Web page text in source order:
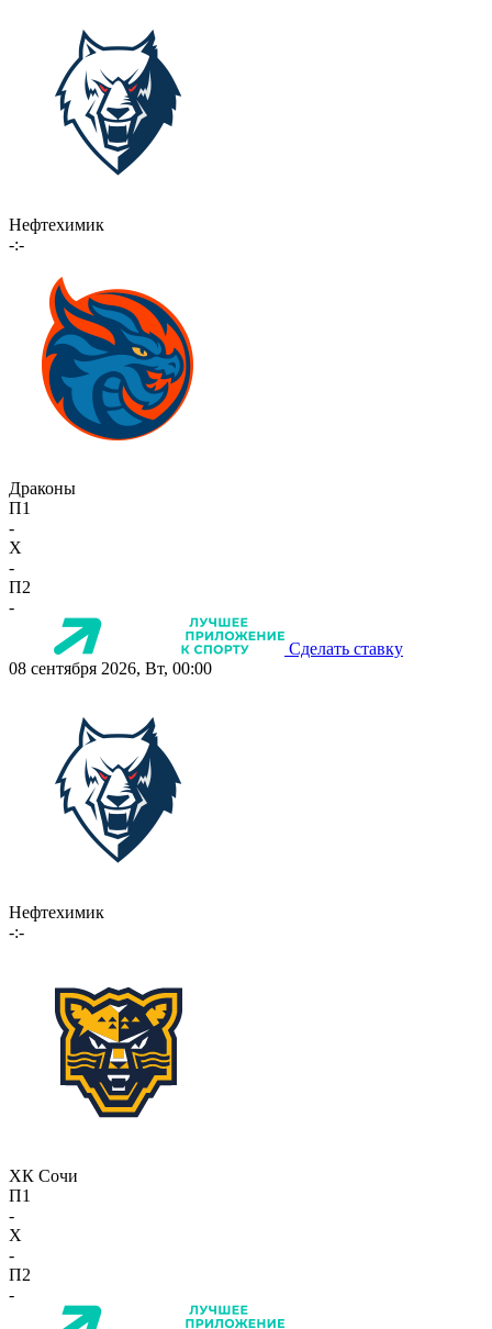
Нефтехимик
-:-
Драконы
П1
-
X
-
П2
-
Сделать ставку
08 сентября 2026, Вт, 00:00
Нефтехимик
-:-
ХК Сочи
П1
-
X
-
П2
-